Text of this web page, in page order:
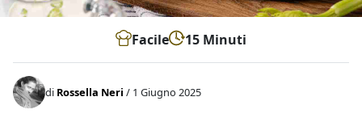
Facile 15 Minuti
di Rossella Neri / 1 Giugno 2025